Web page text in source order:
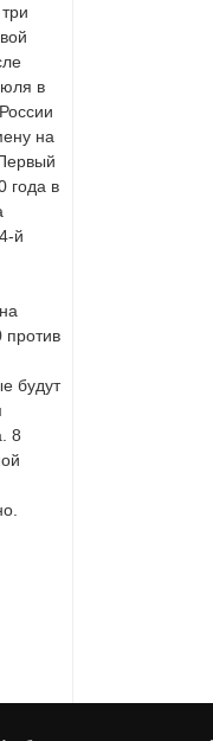
в
на
года в
й
против
будут
8